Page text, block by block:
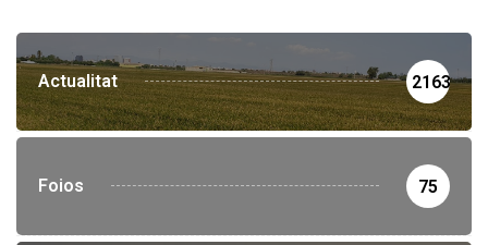
Actualitat 2163
Foios 75